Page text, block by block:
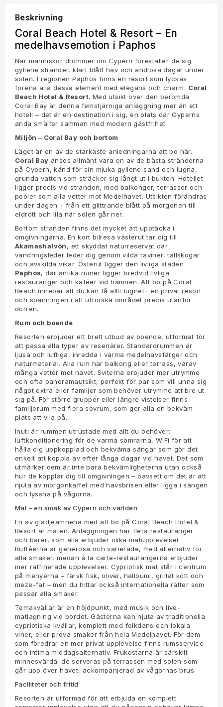
Beskrivning
Coral Beach Hotel & Resort – En
medelhavsemotion i Paphos
När människor drömmer om Cypern föreställer de sig
gyllene stränder, klart blått hav och ändlösa dagar under
solen. I regionen Paphos finns en resort som lyckas
förena alla dessa element med elegans och charm: Coral
Beach Hotel & Resort. Med utsikt över den berömda
Coral Bay är denna femstjärniga anläggning mer än ett
hotell – det är en destination i sig, en plats där Cyperns
anda smälter samman med modern gästfrihet.
Miljön – Coral Bay och bortom
Läget är en av de starkaste anledningarna att bo här.
Coral Bay anses allmänt vara en av de bästa stränderna
på Cypern, känd för sin mjuka gyllene sand och lugna,
grunda vatten som sträcker sig långt ut i bukten. Hotellet
ligger precis vid stranden, med balkonger, terrasser och
pooler som alla vetter mot Medelhavet. Utsikten förändras
under dagen – från ett glittrande blått på morgonen till
eldrött och lila när solen går ner.
Bortom stranden finns det mycket att upptäcka i
omgivningarna. En kort bilresa västerut tar dig till
Akamashalvön, ett skyddat naturreservat där
vandringsleder leder dig genom vilda raviner, tallskogar
och avskilda vikar. Österut ligger den livliga staden
Paphos, där antika ruiner ligger bredvid livliga
restauranger och kaféer vid hamnen. Att bo på Coral
Beach innebär att du kan få allt: lugnet i en privat resort
och spänningen i att utforska området precis utanför
dörren.
Rum och boende
Resorten erbjuder ett brett utbud av boende, utformat för
att passa alla typer av resenärer. Standardrummen är
ljusa och luftiga, inredda i varma medelhavsfärger och
naturmaterial. Alla rum har balkong eller terrass, varav
många vetter mot havet. Sviterna erbjuder mer utrymme
och ofta panoramautsikt, perfekt för par som vill unna sig
något extra eller familjer som behöver utrymme att bre ut
sig på. För större grupper eller längre vistelser finns
familjerum med flera sovrum, som ger alla en bekväm
plats att vila på.
Inuti är rummen utrustade med allt du behöver:
luftkonditionering för de varma somrarna, WiFi för att
hålla dig uppkopplad och bekväma sängar som gör det
enkelt att koppla av efter långa dagar vid havet. Det som
utmärker dem är inte bara bekvämligheterna utan också
hur de kopplar dig till omgivningen – oavsett om det är att
njuta av morgonkaffet med havsbrisen eller ligga i sängen
och lyssna på vågorna.
Mat – en smak av Cypern och världen
En av glädjeämnena med att bo på Coral Beach Hotel &
Resort är maten. Anläggningen har flera restauranger
och barer, som alla erbjuder olika matupplevelser.
Bufféerna är generösa och varierade, med alternativ för
alla smaker, medan à la carte-restaurangerna erbjuder
mer raffinerade upplevelser. Cypriotisk mat står i centrum
på menyerna – färsk fisk, oliver, halloumi, grillat kött och
meze-fat – men du hittar också internationella rätter som
passar alla smaker.
Temakvällar är en höjdpunkt, med musik och live-
matlagning vid bordet. Gästerna kan njuta av traditionella
cypriotiska kvällar, komplett med folkdans och lokala
viner, eller prova smaker från hela Medelhavet. För dem
som föredrar en mer privat upplevelse finns rumsservice
och intima middagsalternativ. Frukostarna är särskilt
minnesvärda: de serveras på terrassen med solen som
går upp över havet, ackompanjerad av vågornas brus.
Faciliteter och fritid
Resorten är utformad för att erbjuda en komplett